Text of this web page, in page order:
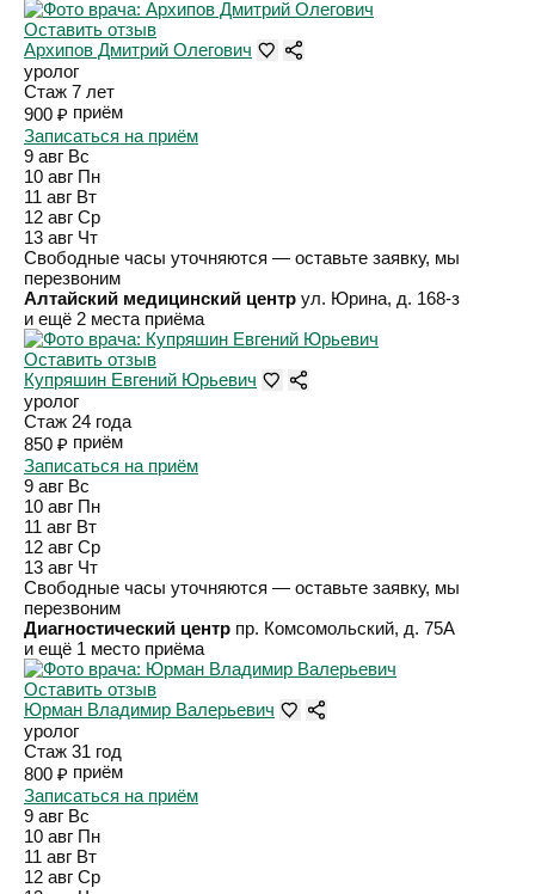
Оставить отзыв
Архипов Дмитрий Олегович
уролог
Стаж 7 лет
900 ₽ приём
Записаться на приём
9 авг Вс
10 авг Пн
11 авг Вт
12 авг Ср
13 авг Чт
Свободные часы уточняются — оставьте заявку, мы
перезвоним
Алтайский медицинский центр ул. Юрина, д. 168-з
и ещё 2 места приёма
Оставить отзыв
Купряшин Евгений Юрьевич
уролог
Стаж 24 года
850 ₽ приём
Записаться на приём
9 авг Вс
10 авг Пн
11 авг Вт
12 авг Ср
13 авг Чт
Свободные часы уточняются — оставьте заявку, мы
перезвоним
Диагностический центр пр. Комсомольский, д. 75А
и ещё 1 место приёма
Оставить отзыв
Юрман Владимир Валерьевич
уролог
Стаж 31 год
800 ₽ приём
Записаться на приём
9 авг Вс
10 авг Пн
11 авг Вт
12 авг Ср